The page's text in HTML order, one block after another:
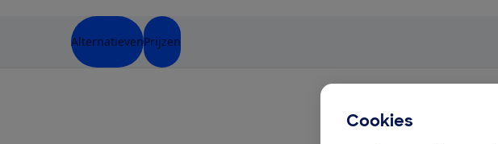
Cookies
AlternatievenPrijzen